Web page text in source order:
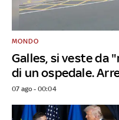
Galles, si veste da
di un ospedale.
MONDO
07 ago - 00:04